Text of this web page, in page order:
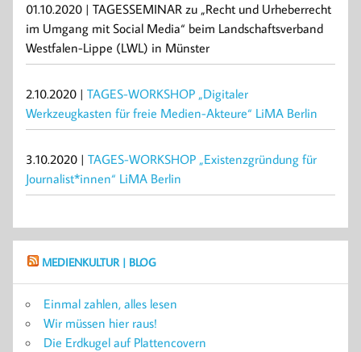
01.10.2020 | TAGESSEMINAR zu „Recht und Urheberrecht
im Umgang mit Social Media“ beim Landschaftsverband
Westfalen-Lippe (LWL) in Münster
2.10.2020 | TAGES-WORKSHOP „Digitaler
Werkzeugkasten für freie Medien-Akteure“ LiMA Berlin
3.10.2020 | TAGES-WORKSHOP „Existenzgründung für
Journalist*innen“ LiMA Berlin
MEDIENKULTUR | BLOG
Einmal zahlen, alles lesen
Wir müssen hier raus!
Die Erdkugel auf Plattencovern